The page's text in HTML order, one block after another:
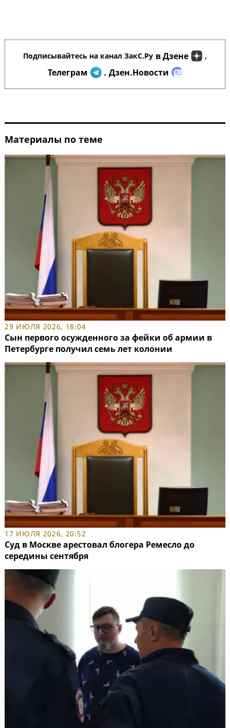
Подписывайтесь на канал ЗакС.Ру в Дзене ,
Телеграм , Дзен.Новости
Материалы по теме
29 ИЮЛЯ 2026, 18:04
Сын первого осужденного за фейки об армии в
Петербурге получил семь лет колонии
17 ИЮЛЯ 2026, 20:52
Суд в Москве арестовал блогера Ремесло до
середины сентября